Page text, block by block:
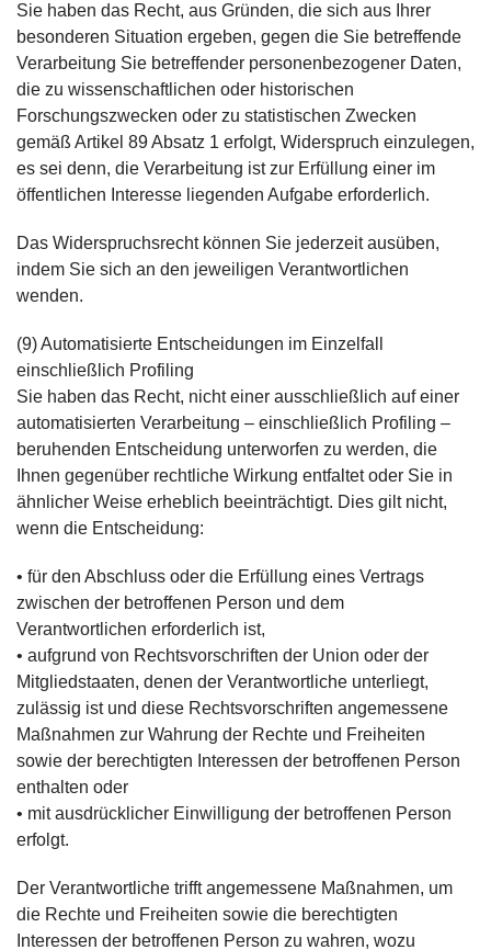
Sie haben das Recht, aus Gründen, die sich aus Ihrer
besonderen Situation ergeben, gegen die Sie betreffende
Verarbeitung Sie betreffender personenbezogener Daten,
die zu wissenschaftlichen oder historischen
Forschungszwecken oder zu statistischen Zwecken
gemäß Artikel 89 Absatz 1 erfolgt, Widerspruch einzulegen,
es sei denn, die Verarbeitung ist zur Erfüllung einer im
öffentlichen Interesse liegenden Aufgabe erforderlich.
Das Widerspruchsrecht können Sie jederzeit ausüben,
indem Sie sich an den jeweiligen Verantwortlichen
wenden.
(9) Automatisierte Entscheidungen im Einzelfall
einschließlich Profiling
Sie haben das Recht, nicht einer ausschließlich auf einer
automatisierten Verarbeitung – einschließlich Profiling –
beruhenden Entscheidung unterworfen zu werden, die
Ihnen gegenüber rechtliche Wirkung entfaltet oder Sie in
ähnlicher Weise erheblich beeinträchtigt. Dies gilt nicht,
wenn die Entscheidung:
• für den Abschluss oder die Erfüllung eines Vertrags
zwischen der betroffenen Person und dem
Verantwortlichen erforderlich ist,
• aufgrund von Rechtsvorschriften der Union oder der
Mitgliedstaaten, denen der Verantwortliche unterliegt,
zulässig ist und diese Rechtsvorschriften angemessene
Maßnahmen zur Wahrung der Rechte und Freiheiten
sowie der berechtigten Interessen der betroffenen Person
enthalten oder
• mit ausdrücklicher Einwilligung der betroffenen Person
erfolgt.
Der Verantwortliche trifft angemessene Maßnahmen, um
die Rechte und Freiheiten sowie die berechtigten
Interessen der betroffenen Person zu wahren, wozu